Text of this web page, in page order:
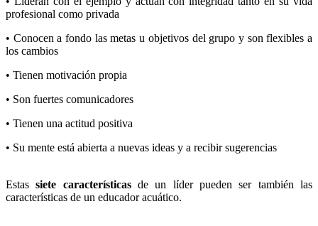
profesional como privada
• Conocen a fondo las metas u objetivos del grupo y son flexibles a
los cambios
• Tienen motivación propia
• Son fuertes comunicadores
• Tienen una actitud positiva
• Su mente está abierta a nuevas ideas y a recibir sugerencias
Estassiete característicasde un líder pueden ser también las
características de un educador acuático.